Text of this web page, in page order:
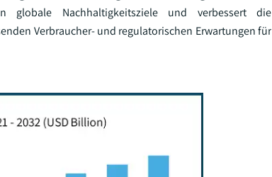
globale Nachhaltigkeitsziele und verbessert die
Verbraucher- und regulatorischen Erwartungen für